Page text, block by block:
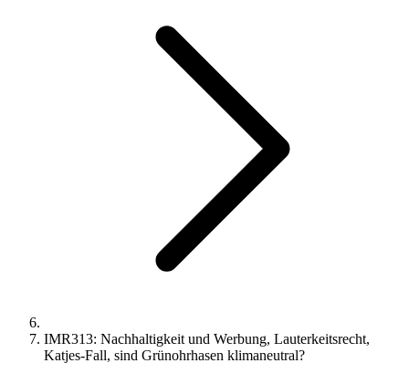
IMR313: Nachhaltigkeit und Werbung, Lauterkeitsrecht,
Katjes-Fall, sind Grünohrhasen klimaneutral?